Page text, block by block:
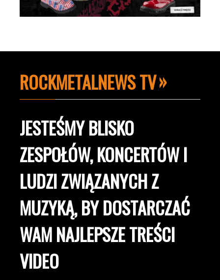
ROCKMETALNEWS TV
JESTEŚMY BLISKO
ZESPOŁÓW, KONCERTÓW I
LUDZI ZWIĄZANYCH Z
MUZYKĄ, BY DOSTARCZAĆ
WAM NAJLEPSZE TREŚCI
VIDEO